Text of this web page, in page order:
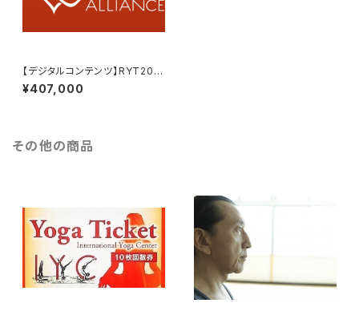
【デジタルコンテンツ】RYT200/
300全米ヨガアライアンス認定
講座
¥407,000
その他の商品